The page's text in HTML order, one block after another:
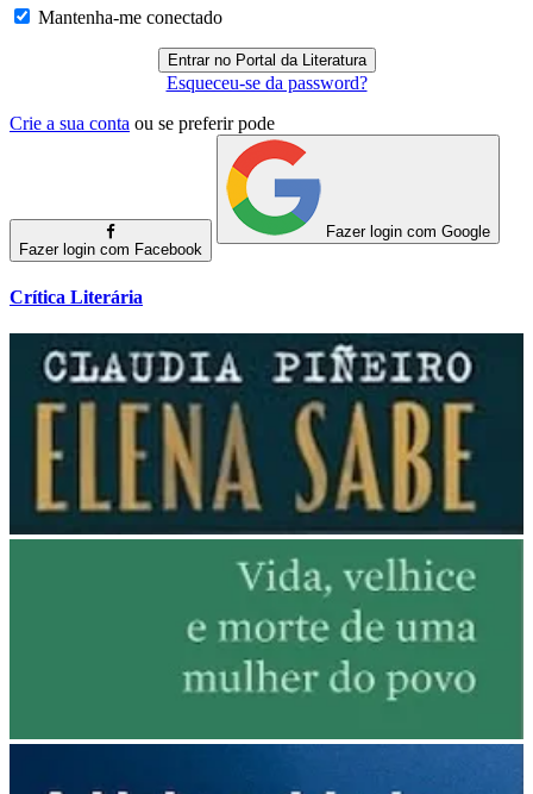
Mantenha-me conectado
Esqueceu-se da password?
Crie a sua conta ou se preferir pode
Fazer login com Facebook
Fazer login com Google
Crítica Literária